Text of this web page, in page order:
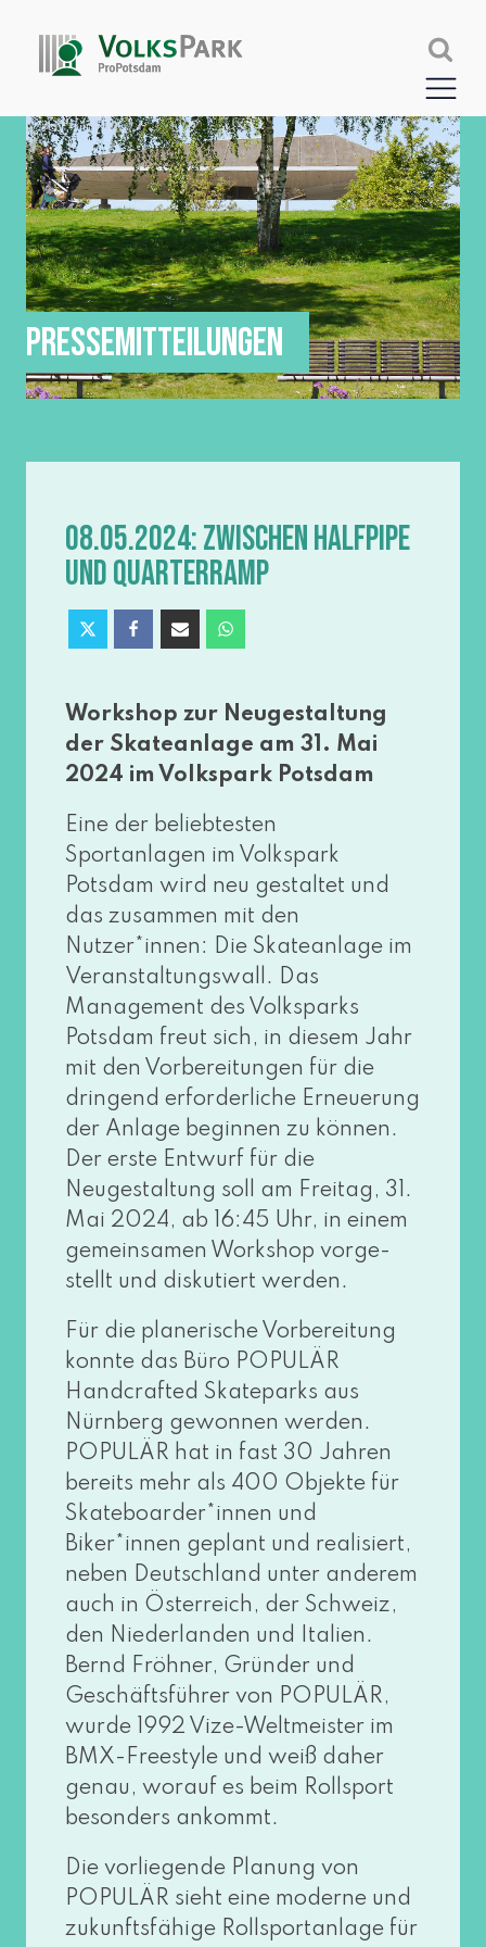
PRESSEMITTEILUNGEN
08.05.2024: ZWISCHEN HALFPIPE
UND QUARTERRAMP
Workshop zur Neugestaltung
der Skateanlage am 31. Mai
2024 im Volkspark Potsdam
Eine der belieb­tes­ten
Sportanlagen im Volkspark
Potsdam wird neu gestal­tet und
das zusam­men mit den
Nutzer*innen: Die Skateanlage im
Veranstaltungswall. Das
Management des Volksparks
Potsdam freut sich, in die­sem Jahr
mit den Vorbereitungen für die
drin­gend erfor­der­li­che Erneuerung
der Anlage begin­nen zu kön­nen.
Der ers­te Entwurf für die
Neugestaltung soll am Freitag, 31.
Mai 2024, ab 16:45 Uhr, in einem
gemein­sa­men Workshop vor­ge­
stellt und dis­ku­tiert werden.
Für die pla­ne­ri­sche Vorbereitung
konn­te das Büro POPULÄR
Handcrafted Skateparks aus
Nürnberg gewon­nen wer­den.
POPULÄR hat in fast 30 Jahren
bereits mehr als 400 Objekte für
Skateboarder*innen und
Biker*innen geplant und rea­li­siert,
neben Deutschland unter ande­rem
auch in Österreich, der Schweiz,
den Niederlanden und Italien.
Bernd Fröhner, Gründer und
Geschäftsführer von POPULÄR,
wur­de 1992 Vize-Weltmeister im
BMX-Freestyle und weiß daher
genau, wor­auf es beim Rollsport
beson­ders ankommt.
Die vor­lie­gen­de Planung von
POPULÄR sieht eine moder­ne und
zukunfts­fä­hi­ge Rollsportanlage für